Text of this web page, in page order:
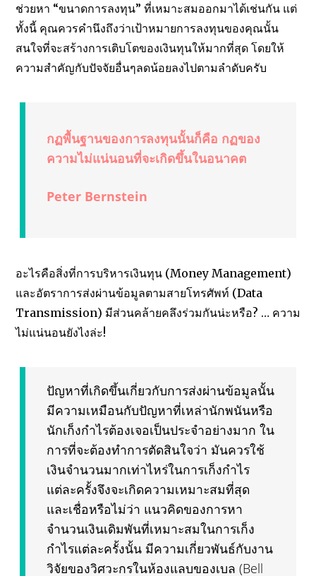
ช่วยหา “ขนาดการลงทุน” ที่เหมาะสมออกมาได้เช่นกัน แต่
ทั้งนี้ คุณควรคำนึงถึงว่าเป้าหมายการลงทุนของคุณนั้น
สนใจที่จะสร้างการเติบโตของเงินทุนให้มากที่สุด โดยให้
ความสำคัญกับปัจจัยอื่นๆลดน้อยลงไปตามลำดับครับ
กฏพื้นฐานของการลงทุนนั้นก็คือ กฏของ
ความไม่แน่นอนที่จะเกิดขึ้นในอนาคต
Peter Bernstein
อะไรคือสิ่งที่การบริหารเงินทุน (Money Management)
และอัตราการส่งผ่านข้อมูลตามสายโทรศัพท์ (Data
Transmission) มีส่วนคล้ายคลึงร่วมกันน่ะหรือ? … ความ
ไม่แน่นอนยังไงล่ะ!
ปัญหาที่เกิดขึ้นเกี่ยวกับการส่งผ่านข้อมูลนั้น
มีความเหมือนกับปัญหาที่เหล่านักพนันหรือ
นักเก็งกำไรต้องเจอเป็นประจำอย่างมาก ใน
การที่จะต้องทำการตัดสินใจว่า มันควรใช้
เงินจำนวนมากเท่าไหร่ในการเก็งกำไร
แต่ละครั้งจึงจะเกิดความเหมาะสมที่สุด
และเชื่อหรือไม่ว่า แนวคิดของการหา
จำนวนเงินเดิมพันที่เหมาะสมในการเก็ง
กำไรแต่ละครั้งนั้น มีความเกี่ยวพันธ์กับงาน
วิจัยของวิศวะกรในห้องแลบของเบล (Bell